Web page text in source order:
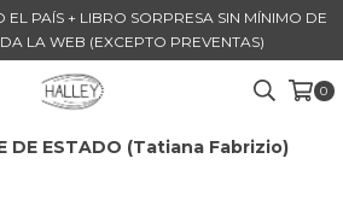
EL PAÍS + LIBRO SORPRESA SIN MÍNIMO DE
LA WEB (EXCEPTO PREVENTAS)
0
DE ESTADO (Tatiana Fabrizio)